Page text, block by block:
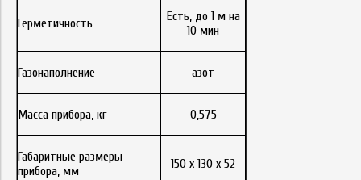
Герметичность
Есть, до 1 м на
10 мин
Газонаполнение азот
Масса прибора, кг 0,575
Габаритные размеры
прибора, мм
150 x 130 x 52